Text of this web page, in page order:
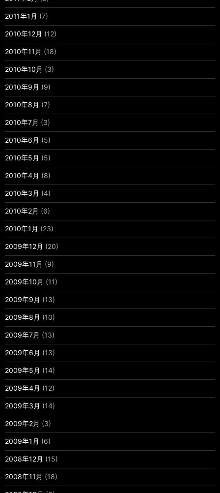
2011年1月 (7)
2010年12月 (12)
2010年11月 (18)
2010年10月 (3)
2010年9月 (9)
2010年8月 (7)
2010年7月 (3)
2010年6月 (5)
2010年5月 (5)
2010年4月 (8)
2010年3月 (4)
2010年2月 (6)
2010年1月 (23)
2009年12月 (20)
2009年11月 (9)
2009年10月 (11)
2009年9月 (13)
2009年8月 (10)
2009年7月 (13)
2009年6月 (13)
2009年5月 (14)
2009年4月 (12)
2009年3月 (14)
2009年2月 (3)
2009年1月 (6)
2008年12月 (15)
2008年11月 (18)